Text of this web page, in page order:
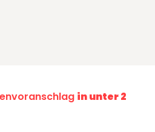
in unter 2